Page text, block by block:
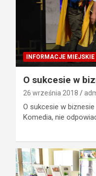
INFORMACJE MIEJSKIE
O sukcesie w
26 września 2018
O sukcesie w
Komedia, nie